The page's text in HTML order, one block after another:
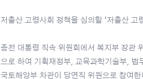
저출산 고령사회 정책을 심의할 ‘저출산 고
종전 대통령 직속 위원회에서 복지부 장관
으로 하여 기획재정부, 교육과학기술부,
국토해양부 차관이 당연직 위원으로 참여한